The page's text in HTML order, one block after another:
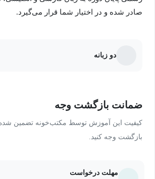
صادر شده و در اختیار شما قرار می‌گیرد.
دو زبانه
ضمانت بازگشت وجه
کیفیت این آموزش توسط مکتب‌خونه تضمین
بازگشت وجه کنید.
مهلت درخواست